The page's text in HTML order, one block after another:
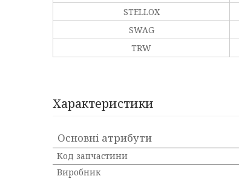
STELLOX
SWAG
TRW
Характеристики
Основні атрибути
Код запчастини
Виробник